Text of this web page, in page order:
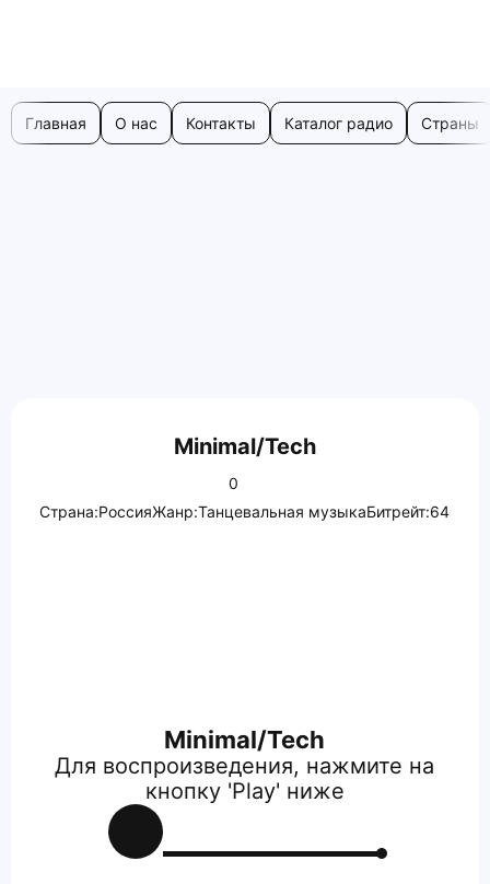
Главная О нас Контакты Каталог радио Страны
Minimal/Tech
0
Страна:РоссияЖанр:Танцевальная музыкаБитрейт:64
Minimal/Tech
Для воспроизведения, нажмите на
кнопку 'Play' ниже